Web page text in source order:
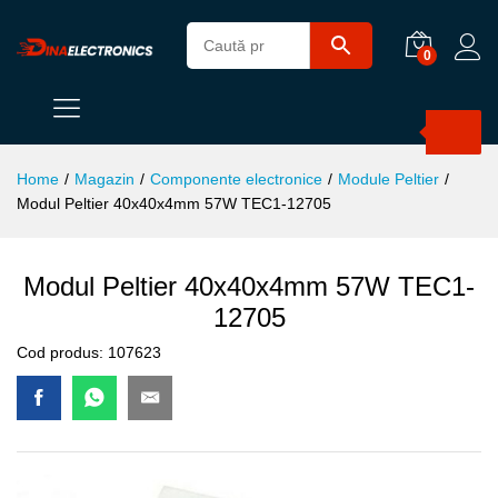
0
Home / Magazin / Componente electronice / Module Peltier /
Modul Peltier 40x40x4mm 57W TEC1-12705
Modul Peltier 40x40x4mm 57W TEC1-
12705
Cod produs: 107623